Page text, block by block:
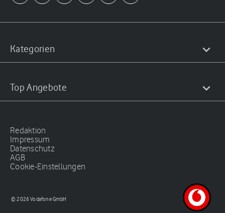
Kategorien
Top Angebote
Redaktion
Impressum
Datenschutz
AGB
Cookie-Einstellungen
© 2026 Vodafone GmbH